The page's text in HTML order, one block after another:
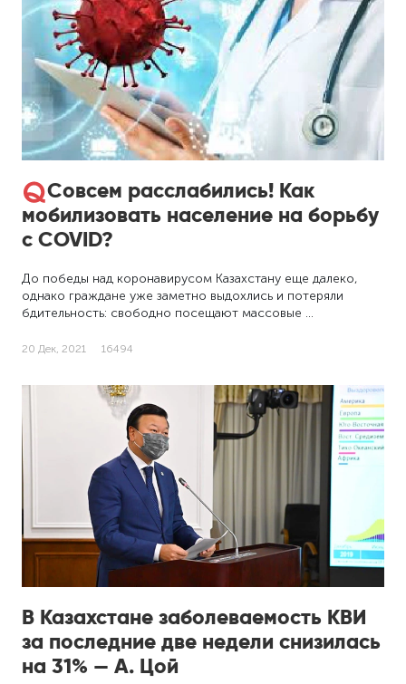
Совсем расслабились! Как
мобилизовать население на борьбу
с COVID?
До победы над коронавирусом Казахстану еще далеко,
однако граждане уже заметно выдохлись и потеряли
бдительность: свободно посещают массовые …
20 Дек, 2021 16494
В Казахстане заболеваемость КВИ
за последние две недели снизилась
на 31% — А. Цой